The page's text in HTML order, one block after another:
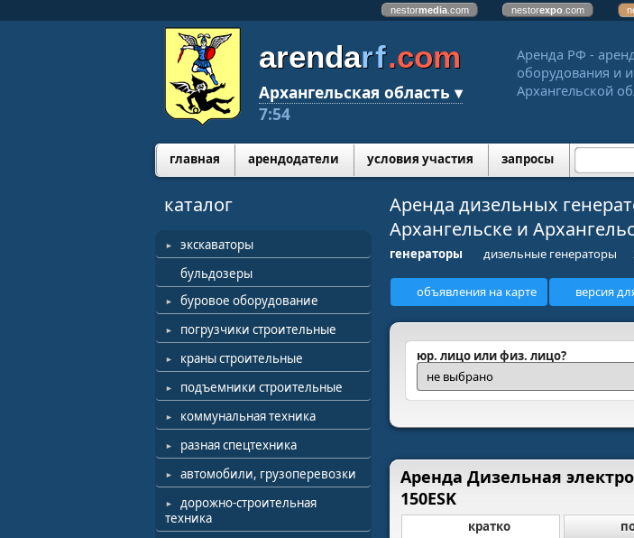
nestormedia .com nestorexpo .com
arendarf.com
Архангельская область ▾
7:54
Аренда РФ -
оборудования и
Архангельской
главная арендодатели условия участия запросы
каталог
экскаваторы
бульдозеры
буровое оборудование
погрузчики строительные
краны строительные
подъемники строительные
коммунальная техника
разная спецтехника
автомобили, грузоперевозки
дорожно-строительная
техника
Аренда дизельных
Архангельске и
генераторы дизельные генераторы
объявления на карте версия
юр. лицо или физ. лицо?
Аренда Дизельная
150ESK
кратко